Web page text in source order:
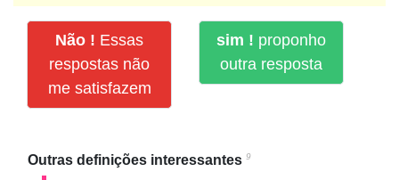
Não ! Essas
respostas não
me satisfazem
sim ! proponho
outra resposta
Outras definições interessantes 9